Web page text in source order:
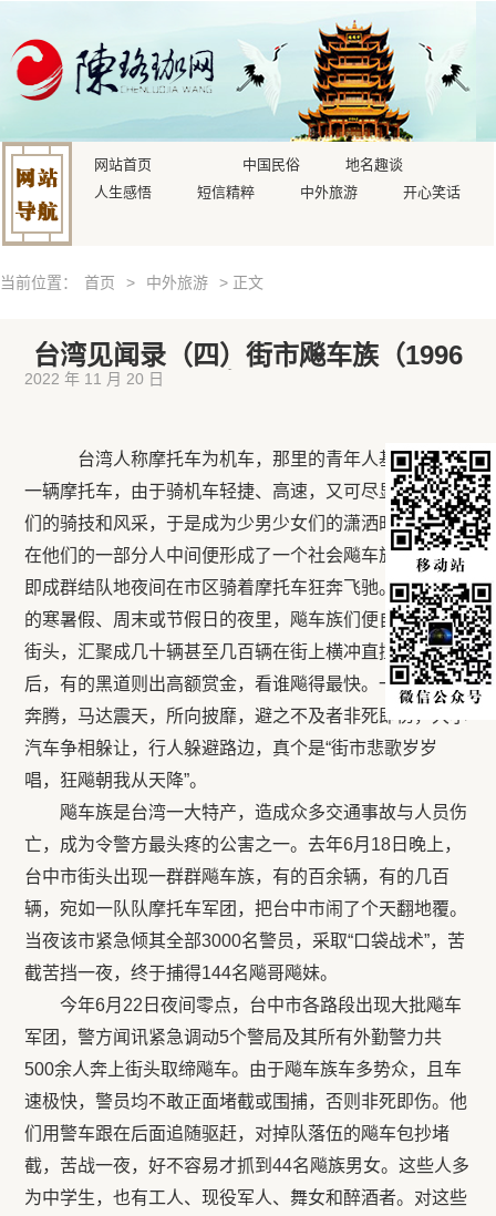
网站首页 中国民俗
地名趣谈
人生感悟
短信精粹 中外旅游 开心笑话
当前位置： 首页 > 中外旅游 > 正文
台湾见闻录（四）街市飚车族（1996
2022 年 11 月 20 日
台湾人称摩托车为机车，那里的青年人基本上一人
一辆摩托车，由于骑机车轻捷、高速，又可尽显现代骑士
们的骑技和风采，于是成为少男少女们的潇洒时尚，不久
在他们的一部分人中间便形成了一个社会飚车族。飚车，
即成群结队地夜间在市区骑着摩托车狂奔飞驰。一到学校
的寒暑假、周末或节假日的夜里，飚车族们便自发地涌上
街头，汇聚成几十辆甚至几百辆在街上横冲直撞，争先恐
后，有的黑道则出高额赏金，看谁飚得最快。一时间百骑
奔腾，马达震天，所向披靡，避之不及者非死即伤，大小
汽车争相躲让，行人躲避路边，真个是“街市悲歌岁岁
唱，狂飚朝我从天降”。
飚车族是台湾一大特产，造成众多交通事故与人员伤
亡，成为令警方最头疼的公害之一。去年6月18日晚上，
台中市街头出现一群群飚车族，有的百余辆，有的几百
辆，宛如一队队摩托车军团，把台中市闹了个天翻地覆。
当夜该市紧急倾其全部3000名警员，采取“口袋战术”，苦
截苦挡一夜，终于捕得144名飚哥飚妹。
今年6月22日夜间零点，台中市各路段出现大批飚车
军团，警方闻讯紧急调动5个警局及其所有外勤警力共
500余人奔上街头取缔飚车。由于飚车族车多势众，且车
速极快，警员均不敢正面堵截或围捕，否则非死即伤。他
们用警车跟在后面追随驱赶，对掉队落伍的飚车包抄堵
截，苦战一夜，好不容易才抓到44名飚族男女。这些人多
为中学生，也有工人、现役军人、舞女和醉酒者。对这些